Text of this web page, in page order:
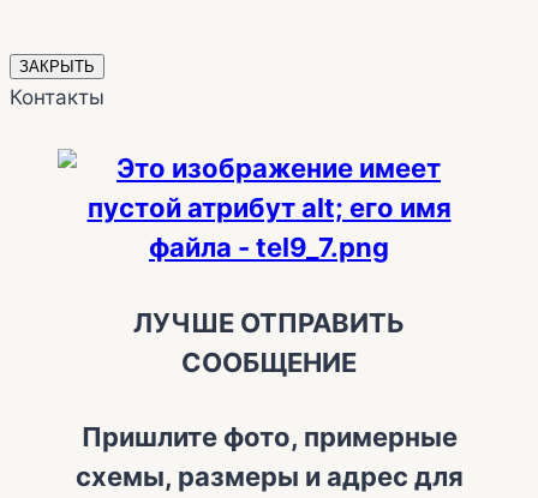
ЗАКРЫТЬ
Контакты
ЛУЧШЕ ОТПРАВИТЬ
СООБЩЕНИЕ
Пришлите фото, примерные
схемы, размеры и адрес для